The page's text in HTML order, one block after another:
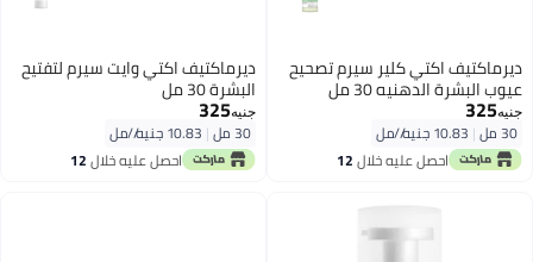
ديرماكتيف اكتي كلير سيرم تصحيح
عيوب البشرة الدهنيه 30 مل
جنيه325
30 مل |
احصل عليه خلال12
ديرماكتيف اكتي وايت سيرم لتفتيح
البشرة 30 مل
جنيه325
30 مل |
احصل عليه خلال12